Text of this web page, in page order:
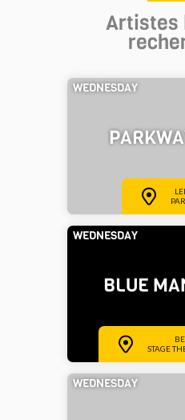
Artistes
WEDNESDAY
WEDNESDAY
BLUE
STAGE
WEDNESDAY